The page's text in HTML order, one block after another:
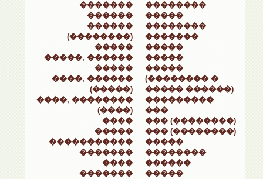
�������
������
������
(��������)
�����
�����, ������
�����
����, ������
(�����)
����, ��������
(����)
����
�����
�����������
�������
����
�������
��������
�����
��������
�������
�����
�����
�����
(�������� �
����� ������)
���������
���
��� (��������)
��� (��������)
�����
��������
������
�����